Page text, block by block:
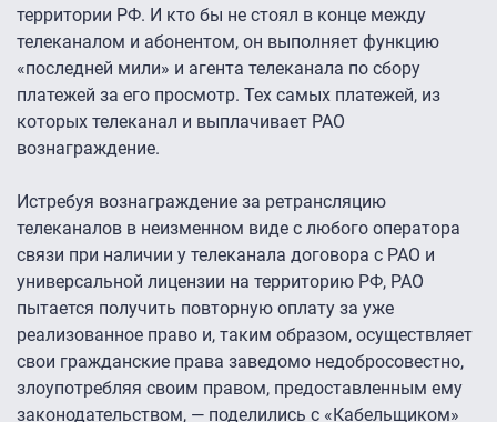
территории РФ. И кто бы не стоял в конце между
телеканалом и абонентом, он выполняет функцию
«последней мили» и агента телеканала по сбору
платежей за его просмотр. Тех самых платежей, из
которых телеканал и выплачивает РАО
вознаграждение.
Истребуя вознаграждение за ретрансляцию
телеканалов в неизменном виде с любого оператора
связи при наличии у телеканала договора с РАО и
универсальной лицензии на территорию РФ, РАО
пытается получить повторную оплату за уже
реализованное право и, таким образом, осуществляет
свои гражданские права заведомо недобросовестно,
злоупотребляя своим правом, предоставленным ему
законодательством, — поделились с «Кабельщиком»